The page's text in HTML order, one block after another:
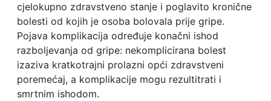
cjelokupno zdravstveno stanje i poglavito kronične
bolesti od kojih je osoba bolovala prije gripe.
Pojava komplikacija određuje konačni ishod
razboljevanja od gripe: nekomplicirana bolest
izaziva kratkotrajni prolazni opći zdravstveni
poremećaj, a komplikacije mogu rezultitrati i
smrtnim ishodom.